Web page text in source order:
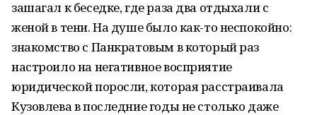
зашагал к беседке, где раза два отдыхали с
женой в тени. На душе было как-то неспокойно:
знакомство с Панкратовым в который раз
настроило на негативное восприятие
юридической поросли, которая расстраивала
Кузовлева в последние годы не столько даже